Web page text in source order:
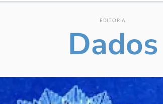
EDITORIA
Dados